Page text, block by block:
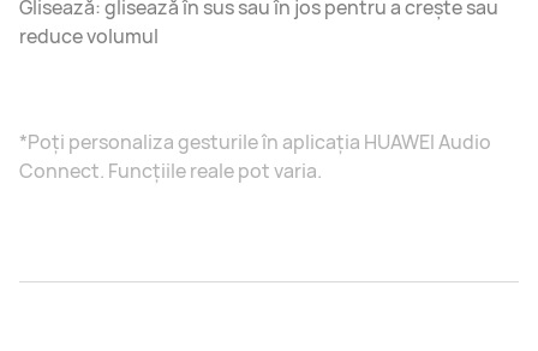
Glisează: glisează în sus sau în jos pentru a crește sau
reduce volumul
*Poți personaliza gesturile în aplicația HUAWEI Audio
Connect. Funcțiile reale pot varia.